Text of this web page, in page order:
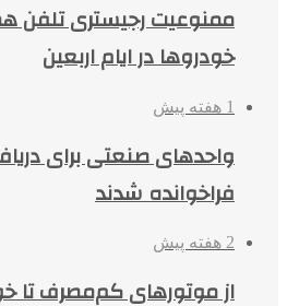
ممنوعیت رجیستری تلفن
خودروها در ایام اربعین
1 هفته پیش
واحدهای صنعتی برای
فراخوانده شدند
2 هفته پیش
از موتورهای کم‌مصرف تا